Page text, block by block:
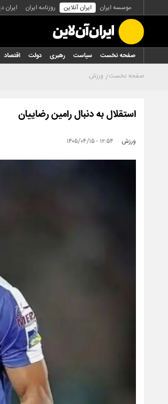
موسسه ایران ایران آنلاین روزنامه ایران ایران
صفحه نخست سیاست رهبری دولت اقتصاد
صفحه نخست ورزش
استقلال به دنبال رامین رضاییان
ورزش ۱۲:۵۴ - ۱۴۰۵/۰۴/۱۵